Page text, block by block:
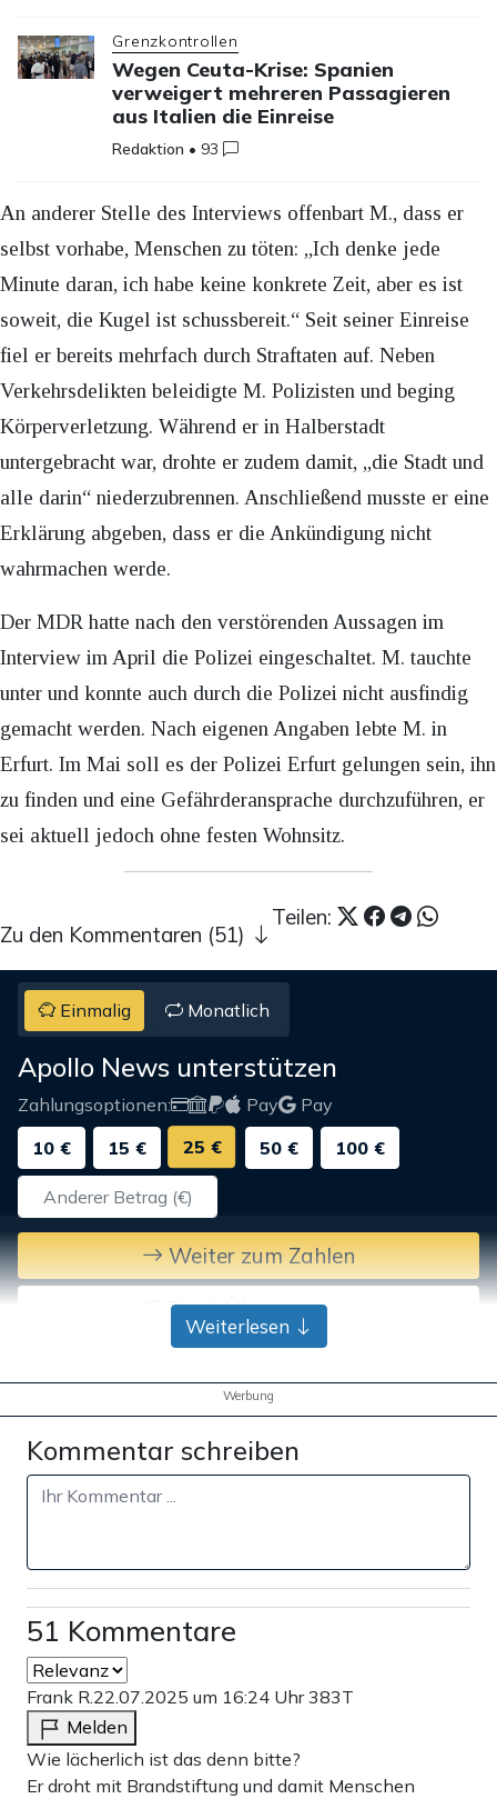
Grenzkontrollen
Wegen Ceuta-Krise: Spanien
verweigert mehreren Passagieren
aus Italien die Einreise
Redaktion • 93
An anderer Stelle des Interviews offenbart M., dass er
selbst vorhabe, Menschen zu töten: „Ich denke jede
Minute daran, ich habe keine konkrete Zeit, aber es ist
soweit, die Kugel ist schussbereit.“ Seit seiner Einreise
fiel er bereits mehrfach durch Straftaten auf. Neben
Verkehrsdelikten beleidigte M. Polizisten und beging
Körperverletzung. Während er in Halberstadt
untergebracht war, drohte er zudem damit, „die Stadt und
alle darin“ niederzubrennen. Anschließend musste er eine
Erklärung abgeben, dass er die Ankündigung nicht
wahrmachen werde.
Der MDR hatte nach den verstörenden Aussagen im
Interview im April die Polizei eingeschaltet. M. tauchte
unter und konnte auch durch die Polizei nicht ausfindig
gemacht werden. Nach eigenen Angaben lebte M. in
Erfurt. Im Mai soll es der Polizei Erfurt gelungen sein, ihn
zu finden und eine Gefährderansprache durchzuführen, er
sei aktuell jedoch ohne festen Wohnsitz.
Teilen:
Zu den Kommentaren (51)
Einmalig Monatlich
Apollo News unterstützen
Zahlungsoptionen: Pay
Pay
10 €
15 € 25 € 50 € 100 €
Weiter zum Zahlen
Bank-Überweisung
Weiterlesen
Werbung
Kommentar schreiben
51 Kommentare
Frank R. 22.07.2025 um 16:24 Uhr383T
Melden
Wie lächerlich ist das denn bitte?
Er droht mit Brandstiftung und damit Menschen